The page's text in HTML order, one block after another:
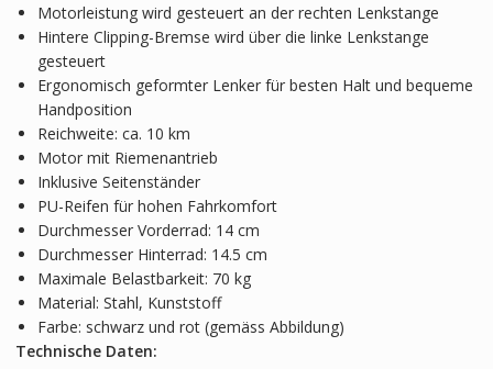
Motorleistung wird gesteuert an der rechten Lenkstange
Hintere Clipping-Bremse wird über die linke Lenkstange
gesteuert
Ergonomisch geformter Lenker für besten Halt und bequeme
Handposition
Reichweite: ca. 10 km
Motor mit Riemenantrieb
Inklusive Seitenständer
PU-Reifen für hohen Fahrkomfort
Durchmesser Vorderrad: 14 cm
Durchmesser Hinterrad: 14.5 cm
Maximale Belastbarkeit: 70 kg
Material: Stahl, Kunststoff
Farbe: schwarz und rot (gemäss Abbildung)
Technische Daten: